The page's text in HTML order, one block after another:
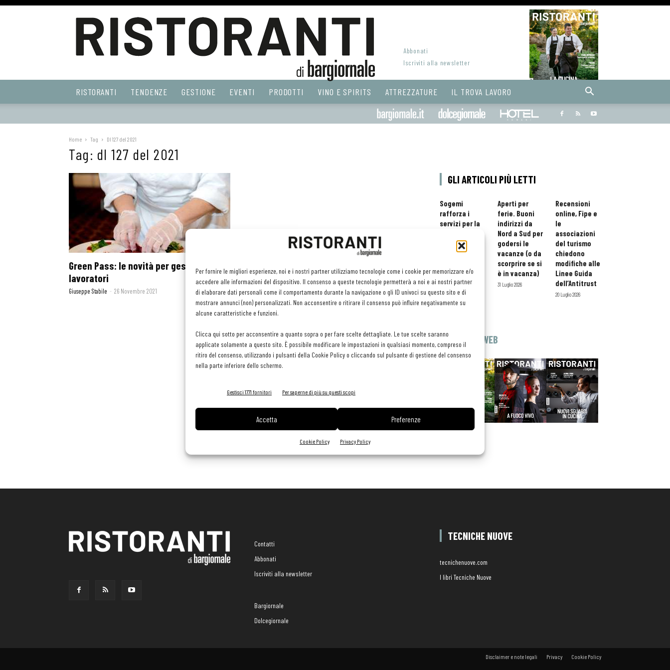
Per fornire le migliori esperienze, noi e i nostri partner utilizziamo tecnologie come i cookie per memorizzare e/o
accedere alle informazioni del dispositivo. Il consenso a queste tecnologie permetterà a noi e ai nostri partner
di elaborare dati personali come il comportamento durante la navigazione o gli ID univoci su questo sito e di
mostrare annunci (non) personalizzati. Non acconsentire o ritirare il consenso può influire negativamente su
alcune caratteristiche e funzioni.
Clicca qui sotto per acconsentire a quanto sopra o per fare scelte dettagliate. Le tue scelte saranno
applicate solamente a questo sito. È possibile modificare le impostazioni in qualsiasi momento, compreso il
ritiro del consenso, utilizzando i pulsanti della Cookie Policy o cliccando sul pulsante di gestione del consenso
nella parte inferiore dello schermo.
Gestisci 1771 fornitori Per saperne di più su questi scopi
Accetta Preferenze
Cookie Policy Privacy Policy
Web
Abbonati
Iscriviti alla newsletter
RISTORANTI TENDENZE GESTIONE EVENTI PRODOTTI VINO E SPIRITS ATTREZZATURE IL TROVA LAVORO
Bargiornale dolcegiornale
Home Tag Dl 127 del 2021
Tag: dl 127 del 2021
Green Pass: le novità per gestori e
lavoratori
Giuseppe Stabile - 26 Novembre 2021
GLI ARTICOLI PIÙ LETTI
Sogemi
rafforza i
servizi per la
orario esteso
e tessera
professionisti
HoReCa
29 Luglio 2026
Aperti per
ferie. Buoni
indirizzi da
Nord a Sud per
godersi le
vacanze (o da
scorprire se si
è in vacanza)
31 Luglio 2026
Recensioni
online, Fipe e
le
associazioni
del turismo
chiedono
modifiche alle
Linee Guida
dell’Antitrust
20 Luglio 2026
EDICOLA WEB
Contatti
Abbonati
Iscriviti alla newsletter
Bargiornale
Dolcegiornale
TECNICHE NUOVE
tecnichenuove.com
I libri Tecniche Nuove
Disclaimer e note legali Privacy Cookie Policy